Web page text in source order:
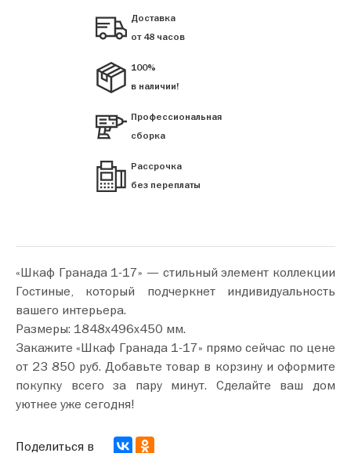
Доставка
от 48 часов
100%
в наличии!
Профессиональная
сборка
Рассрочка
без переплаты
«Шкаф Гранада 1-17» — стильный элемент коллекции
Гостиные, который подчеркнет индивидуальность
вашего интерьера.
Размеры: 1848х496х450 мм.
Закажите «Шкаф Гранада 1-17» прямо сейчас по цене
от 23 850 руб. Добавьте товар в корзину и оформите
покупку всего за пару минут. Сделайте ваш дом
уютнее уже сегодня!
Поделиться в